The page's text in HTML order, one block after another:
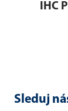
IHC
Sleduj